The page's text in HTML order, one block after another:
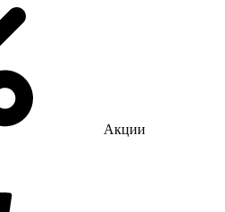
Акции